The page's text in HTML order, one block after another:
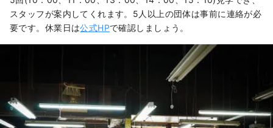
スタッフが案内してくれます。5人以上の団体は事前に連絡が必
要です。休業日は公式HPで確認しましょう。